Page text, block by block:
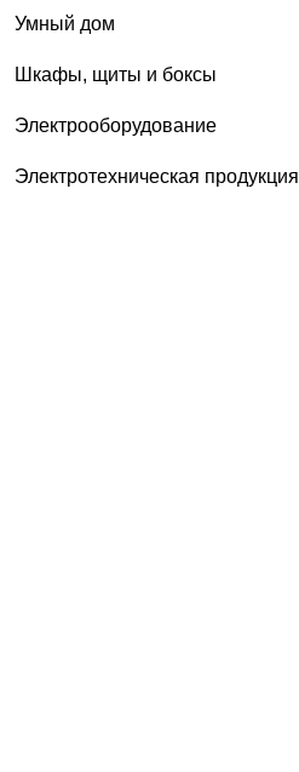
Умный дом
Шкафы, щиты и боксы
Электрооборудование
Электротехническая продукция